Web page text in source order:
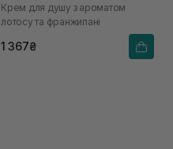
Frangipani Flowers 200 мл
Крем для душу з ароматом
лотосу та франжипані
1 367₴